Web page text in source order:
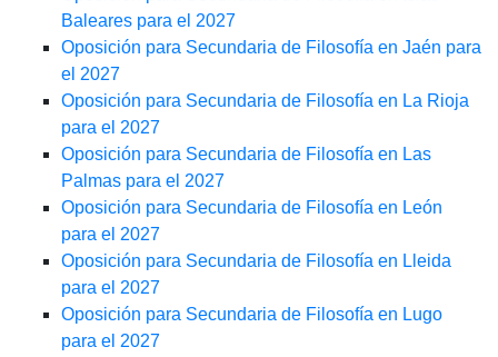
Baleares para el 2027
Oposición para Secundaria de Filosofía en Jaén para
el 2027
Oposición para Secundaria de Filosofía en La Rioja
para el 2027
Oposición para Secundaria de Filosofía en Las
Palmas para el 2027
Oposición para Secundaria de Filosofía en León
para el 2027
Oposición para Secundaria de Filosofía en Lleida
para el 2027
Oposición para Secundaria de Filosofía en Lugo
para el 2027